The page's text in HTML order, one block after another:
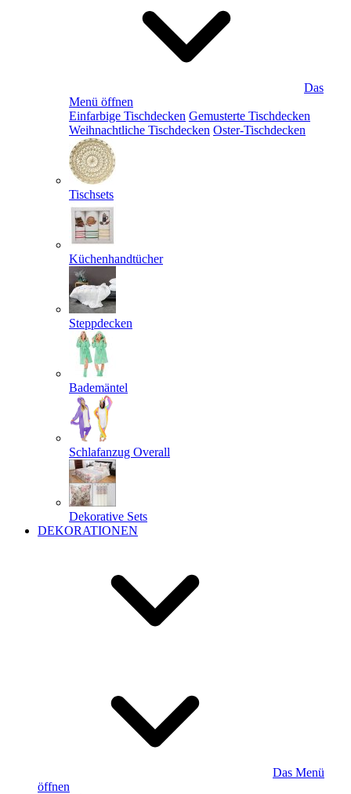
Das
Menü öffnen
Einfarbige Tischdecken Gemusterte Tischdecken
Weihnachtliche Tischdecken Oster-Tischdecken
Tischsets
Küchenhandtücher
Steppdecken
Bademäntel
Schlafanzug Overall
Dekorative Sets
DEKORATIONEN
Das Menü
öffnen